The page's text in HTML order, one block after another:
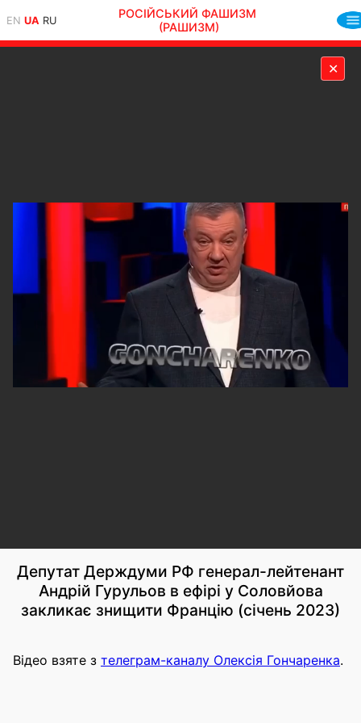
EN UA RU
РОСІЙСЬКИЙ ФАШИЗМ
(РАШИЗМ)
✕
Депутат Держдуми РФ генерал-лейтенант
Андрій Гурульов в ефірі у Соловйова
закликає знищити Францію (січень 2023)
Відео взяте з телеграм-каналу Олексія Гончаренка.